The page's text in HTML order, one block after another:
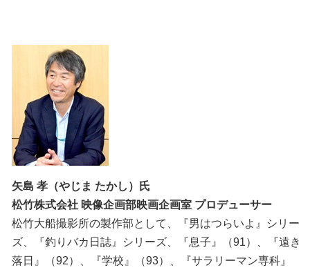
矢島 孝（やじま たかし）氏
松竹株式会社 映像企画部映画企画室 プロデューサー
松竹大船撮影所の製作部として、『男はつらいよ』シリー
ズ、『釣りバカ日誌』シリーズ、『息子』（91）、『遠き
落日』（92）、『学校』（93）、『サラリーマン専科』